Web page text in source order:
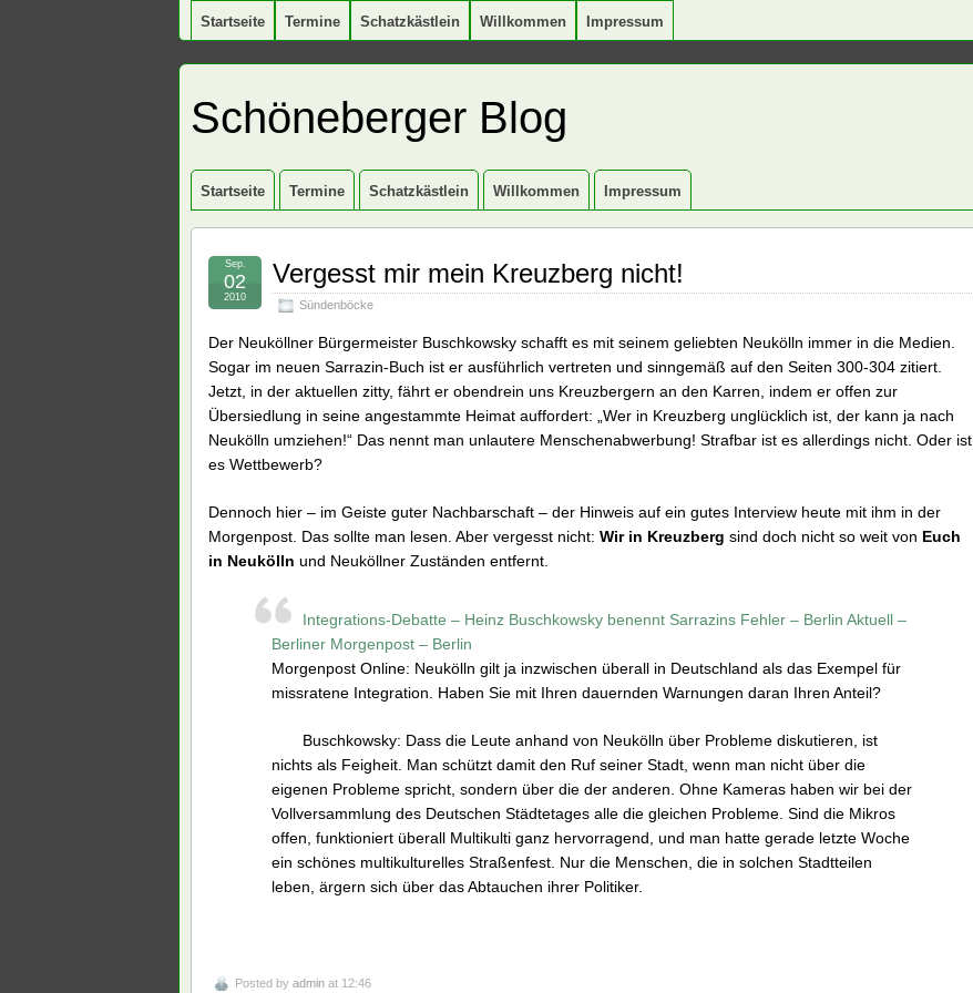
Startseite Termine Schatzkästlein Willkommen Impressum
Schöneberger Blog
Startseite Termine Schatzkästlein Willkommen Impressum
Vergesst mir mein Kreuzberg nicht!
Sündenböcke
Sep.
02
2010
Der Neuköllner Bürgermeister Buschkowsky schafft es mit seinem geliebten Neukölln immer in die Medien.
Sogar im neuen Sarrazin-Buch ist er ausführlich vertreten und sinngemäß auf den Seiten 300-304 zitiert.
Jetzt, in der aktuellen zitty, fährt er obendrein uns Kreuzbergern an den Karren, indem er offen zur
Übersiedlung in seine angestammte Heimat auffordert: „Wer in Kreuzberg unglücklich ist, der kann ja nach
Neukölln umziehen!“ Das nennt man unlautere Menschenabwerbung! Strafbar ist es allerdings nicht. Oder ist
es Wettbewerb?
Dennoch hier – im Geiste guter Nachbarschaft – der Hinweis auf ein gutes Interview heute mit ihm in der
Morgenpost. Das sollte man lesen. Aber vergesst nicht: Wir in Kreuzberg sind doch nicht so weit von Euch
in Neukölln und Neuköllner Zuständen entfernt.
Integrations-Debatte – Heinz Buschkowsky benennt Sarrazins Fehler – Berlin Aktuell –
Berliner Morgenpost – Berlin
Morgenpost Online: Neukölln gilt ja inzwischen überall in Deutschland als das Exempel für
missratene Integration. Haben Sie mit Ihren dauernden Warnungen daran Ihren Anteil?
Buschkowsky: Dass die Leute anhand von Neukölln über Probleme diskutieren, ist
nichts als Feigheit. Man schützt damit den Ruf seiner Stadt, wenn man nicht über die
eigenen Probleme spricht, sondern über die der anderen. Ohne Kameras haben wir bei der
Vollversammlung des Deutschen Städtetages alle die gleichen Probleme. Sind die Mikros
offen, funktioniert überall Multikulti ganz hervorragend, und man hatte gerade letzte Woche
ein schönes multikulturelles Straßenfest. Nur die Menschen, die in solchen Stadtteilen
leben, ärgern sich über das Abtauchen ihrer Politiker.
Posted by admin at 12:46